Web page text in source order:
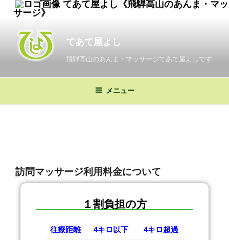
てあて屋よし《飛騨高山のあんま・マッ
サージ》
てあて屋よし
飛騨高山のあんま・マッサージてあて屋よしです
メニュー
訪問マッサージ利用料金について
１割負担の方
往療距離 4キロ以下 4キロ超過